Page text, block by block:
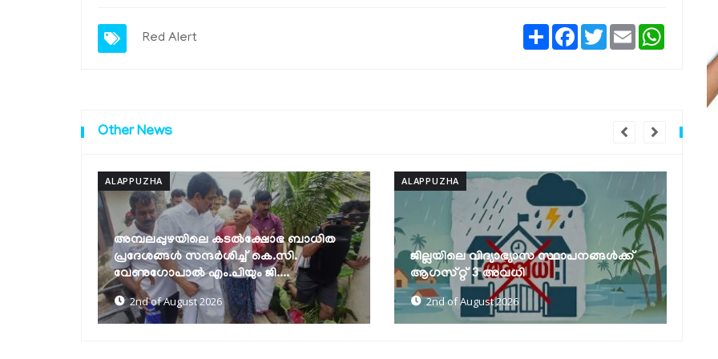
Red Alert
ShareFacebook
TwitterEmail
Other News
ALAPPUZHA
അമ്പലപ്പുഴയിലെ കടൽക്ഷോഭ ബാധിത
പ്രദേശങ്ങൾ സന്ദർശിച്ച് കെ.സി.
വേണുഗോപാൽ എം.പിയും ജി....
2nd of August 2026
ALAPPUZHA
ജില്ലയിലെ വിദ്യാഭ്യാസ സ്ഥാപനങ്ങൾക്ക്
ആഗസ്‌റ്റ് 3 അവധി
2nd of August 2026